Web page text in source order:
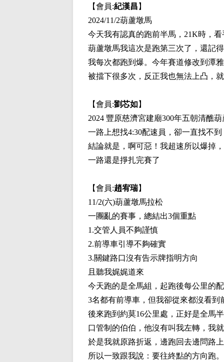
【會員:紀漢昌 】
2024/11/2葫蘆墩馬
今天我有認真的跑前半馬，21K時，
葫蘆墩馬我這次是跑第三次了，還記
我每次都跑到爆。今年賽道修改到潭
被擋下很多次，反正我也無法上凸，
【會員:劉芯如 】
2024 豐原慈濟宮建廟300年五朝清醮
一路上想找4:30配速員，卻一直找不
結論就是，啊可惡！我超速所以爆掉
一路還是掙扎完賽了
【會員:趙宥瑞】
11/2(六)葫蘆墩馬拉松
一團亂的賽事，總結出3個重點
1.交管人員不夠謹慎
2.前導車引導不夠確實
3.關鍵路口沒有告示牌指明方向
且聽我娓娓道來
今天跑的是全馬組，起跑後每公里的
3名都有前導車，但我卻從來都沒看到
後來跑到約莫16公里處，正好是全馬
口管制的伯伯，他沒有叫我左轉，我
於是我就原路折返，邊跑回去邊問路
所以一致跟我說：要往終點的方向跑